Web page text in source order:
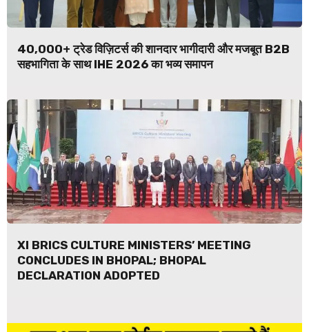
40,000+ ट्रेड विज़िटर्स की शानदार भागीदारी और मजबूत B2B
सहभागिता के साथ IHE 2026 का भव्य समापन
XI BRICS CULTURE MINISTERS’ MEETING
CONCLUDES IN BHOPAL; BHOPAL
DECLARATION ADOPTED